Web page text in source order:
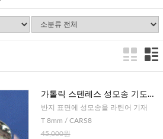
가톨릭 스텐레스 성모송 기도반
지 (이태리)
반지 표면에 성모송을 라틴어 기재
T 8mm / CARS8
45,000원